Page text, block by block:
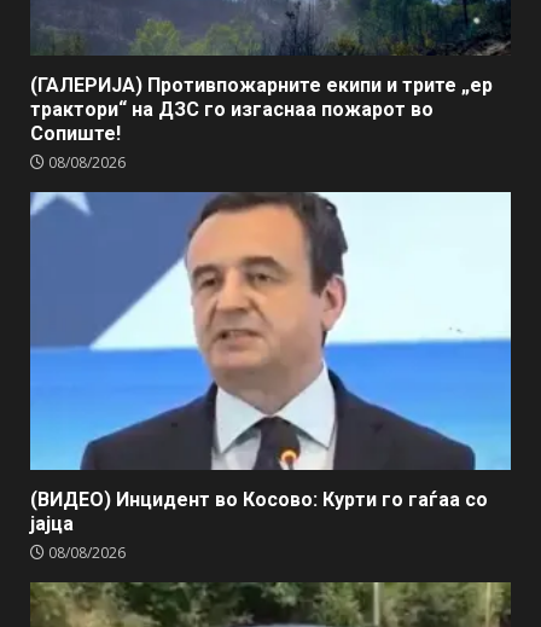
(ГАЛЕРИЈА) Противпожарните екипи и трите „ер
трактори“ на ДЗС го изгаснаа пожарот во
Сопиште!
08/08/2026
(ВИДЕО) Инцидент во Косово: Курти го гаѓаа со
јајца
08/08/2026